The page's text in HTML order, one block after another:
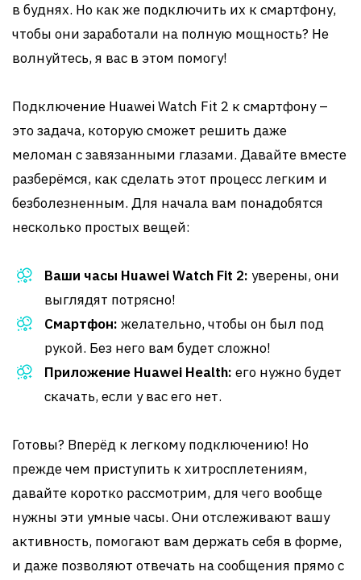
в буднях. Но как же подключить их к смартфону,
чтобы они заработали на полную мощность? Не
волнуйтесь, я вас в этом помогу!
Подключение Huawei Watch Fit 2 к смартфону –
это задача, которую сможет решить даже
меломан с завязанными глазами. Давайте вместе
разберёмся, как сделать этот процесс легким и
безболезненным. Для начала вам понадобятся
несколько простых вещей:
Ваши часы Huawei Watch Fit 2: уверены, они
выглядят потрясно!
Смартфон: желательно, чтобы он был под
рукой. Без него вам будет сложно!
Приложение Huawei Health: его нужно будет
скачать, если у вас его нет.
Готовы? Вперёд к легкому подключению! Но
прежде чем приступить к хитросплетениям,
давайте коротко рассмотрим, для чего вообще
нужны эти умные часы. Они отслеживают вашу
активность, помогают вам держать себя в форме,
и даже позволяют отвечать на сообщения прямо с